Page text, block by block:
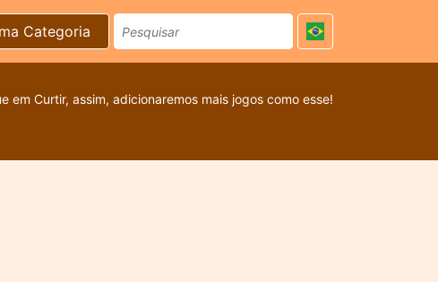
Categoria
em Curtir, assim, adicionaremos mais jogos como esse!